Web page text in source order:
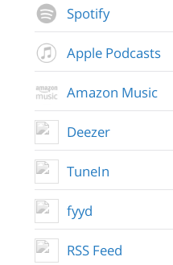
Spotify
Apple Podcasts
Amazon Music
Deezer
TuneIn
fyyd
RSS Feed